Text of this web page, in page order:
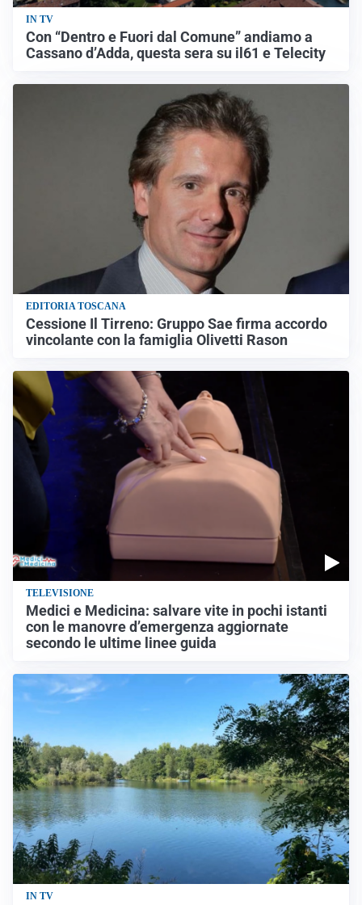
IN TV
Con “Dentro e Fuori dal Comune” andiamo a
Cassano d’Adda, questa sera su il61 e Telecity
EDITORIA TOSCANA
Cessione Il Tirreno: Gruppo Sae firma accordo
vincolante con la famiglia Olivetti Rason
TELEVISIONE
Medici e Medicina: salvare vite in pochi istanti
con le manovre d’emergenza aggiornate
secondo le ultime linee guida
IN TV